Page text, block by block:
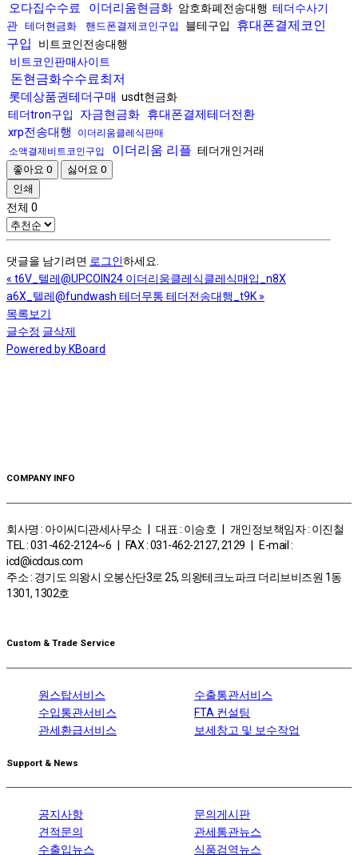
오다집수수료 이더리움현금화 암호화폐전송대행 테더수사기
관 테더현금화 핸드폰결제코인구입 블테구입
휴대폰결제코인
구입
비트코인전송대행
비트코인판매사이트
돈현금화수수료최저
롯데상품권테더구매 usdt현금화
테더tron구입
자금현금화 휴대폰결제테더전환
xrp전송대행
이더리움클레식판매
소액결제비트코인구입
이더리움 리플 테더개인거래
좋아요 0 싫어요 0
인쇄
전체 0
댓글을 남기려면 로그인하세요.
« t6V_텔레@UPCOIN24 이더리움클레식클레식매입_n8X
a6X_텔레@fundwash 테더무통 테더전송대행_t9K »
목록보기
글수정 글삭제
Powered by KBoard
COMPANY INFO
회사명 : 아이씨디관세사무소 | 대표 : 이승호 | 개인정보책임자 : 이진철
TEL : 031-462-2124~6 | FAX : 031-462-2127, 2129 | E-mail :
icd@icdcus.com
주소 : 경기도 의왕시 오봉산단3로 25, 의왕테크노파크 더리브비즈원 1동
1301, 1302호
Custom & Trade Service
원스탑서비스
수출통관서비스
수입통관서비스
FTA 컨설팅
관세환급서비스
보세창고 및 보수작업
Support & News
공지사항
문의게시판
견적문의
관세통관뉴스
수출입뉴스
식품검역뉴스